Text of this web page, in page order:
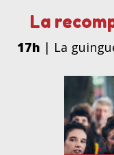
La
17h | La